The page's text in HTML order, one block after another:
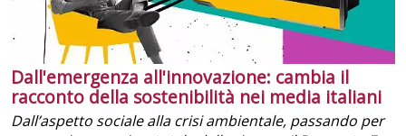
Dall'emergenza all'innovazione: cambia il
racconto della sostenibilità nei media italiani
Dall’aspetto sociale alla crisi ambientale, passando per